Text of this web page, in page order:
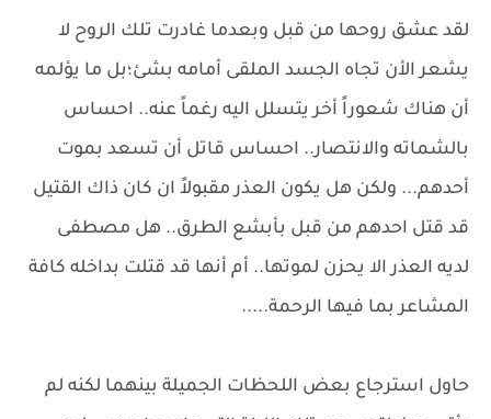
لقد عشق روحها من قبل وبعدما غادرت تلك الروح لا
يشعر الأن تجاه الجسد الملقى أمامه بشئ؛بل ما يؤلمه
أن هناك شعوراً أخر يتسلل اليه رغماً عنه.. احساس
بالشماته والانتصار.. احساس قاتل أن تسعد بموت
أحدهم... ولكن هل يكون العذر مقبولاً ان كان ذاك القتيل
قد قتل احدهم من قبل بأبشع الطرق.. هل مصطفى
لديه العذر الا يحزن لموتها.. أم أنها قد قتلت بداخله كافة
المشاعر بما فيها الرحمة.....
حاول استرجاع بعض اللحظات الجميلة بينهما لكنه لم